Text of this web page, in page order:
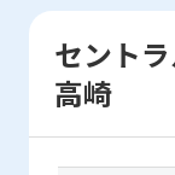
セント
高崎